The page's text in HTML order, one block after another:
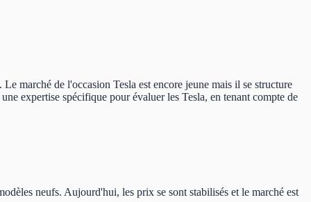
marché de l'occasion Tesla est encore jeune mais il se structure
expertise spécifique pour évaluer les Tesla, en tenant compte de
neufs. Aujourd'hui, les prix se sont stabilisés et le marché est